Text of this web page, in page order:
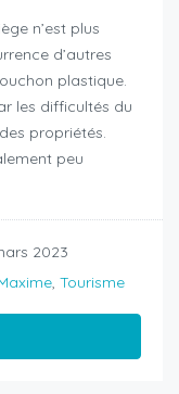
n’est plus
d’autres
plastique.
les difficultés du
propriétés.
peu
2023
, Tourisme